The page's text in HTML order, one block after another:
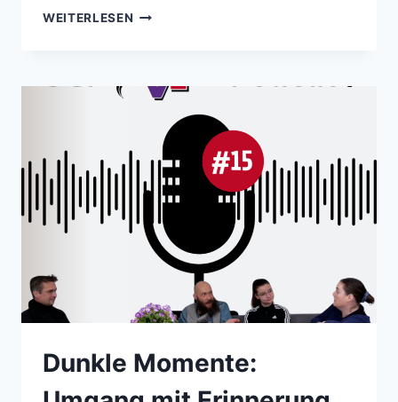
WEITERLESEN KEIN
DEN
FERNSEHTURM
REICHT’S!
PODCAST
DER
KOOPERATION
NR.
Dunkle Momente: